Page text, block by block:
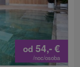
od 54,-€
/noc/osoba